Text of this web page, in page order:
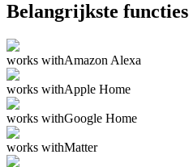
Belangrijkste functies
works withAmazon Alexa
works withApple Home
works withGoogle Home
works withMatter